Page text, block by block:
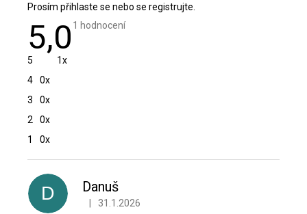
Prosím přihlaste se nebo se registrujte
5,0 Průměrné
1 hodnocení
5
1x
4
0x
3
0x
2
0x
1
0x
p
i
D Danuš
Hodnocení produktu je 5 z 5 hvězdiček.
31.1.2026